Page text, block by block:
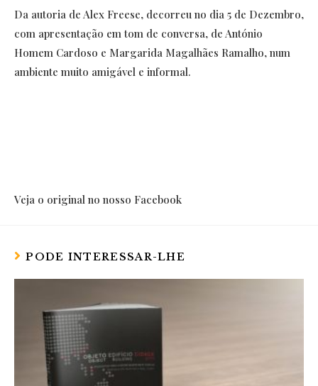
Da autoria de Alex Freese, decorreu no dia 5 de Dezembro,
com apresentação em tom de conversa, de António
Homem Cardoso e Margarida Magalhães Ramalho, num
ambiente muito amigável e informal.
Veja o original no nosso Facebook
PODE INTERESSAR-LHE